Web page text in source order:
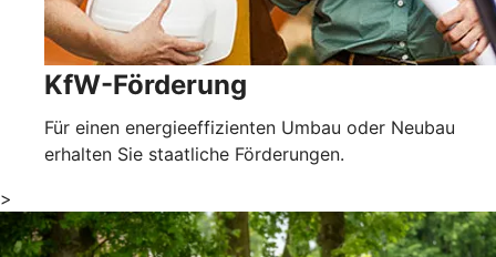
KfW-Förderung
Für einen energieeffizienten Umbau oder Neubau
erhalten Sie staatliche Förderungen.
>